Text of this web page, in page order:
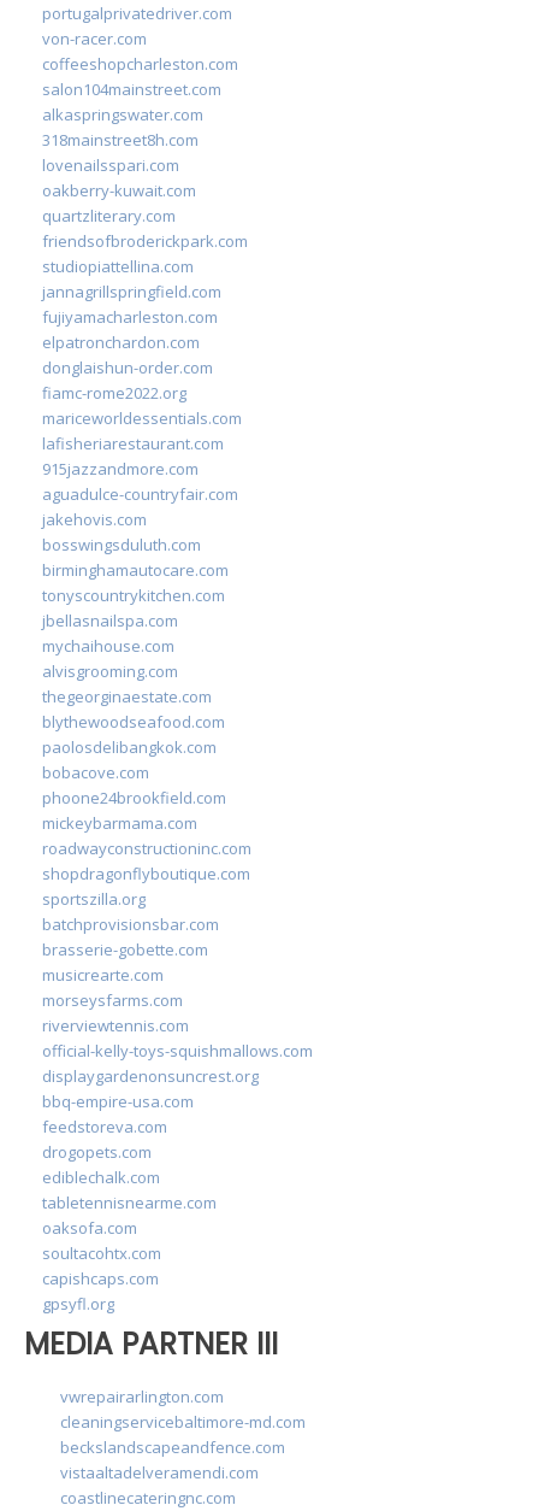
portugalprivatedriver.com
von-racer.com
coffeeshopcharleston.com
salon104mainstreet.com
alkaspringswater.com
318mainstreet8h.com
lovenailsspari.com
oakberry-kuwait.com
quartzliterary.com
friendsofbroderickpark.com
studiopiattellina.com
jannagrillspringfield.com
fujiyamacharleston.com
elpatronchardon.com
donglaishun-order.com
fiamc-rome2022.org
mariceworldessentials.com
lafisheriarestaurant.com
915jazzandmore.com
aguadulce-countryfair.com
jakehovis.com
bosswingsduluth.com
birminghamautocare.com
tonyscountrykitchen.com
jbellasnailspa.com
mychaihouse.com
alvisgrooming.com
thegeorginaestate.com
blythewoodseafood.com
paolosdelibangkok.com
bobacove.com
phoone24brookfield.com
mickeybarmama.com
roadwayconstructioninc.com
shopdragonflyboutique.com
sportszilla.org
batchprovisionsbar.com
brasserie-gobette.com
musicrearte.com
morseysfarms.com
riverviewtennis.com
official-kelly-toys-squishmallows.com
displaygardenonsuncrest.org
bbq-empire-usa.com
feedstoreva.com
drogopets.com
ediblechalk.com
tabletennisnearme.com
oaksofa.com
soultacohtx.com
capishcaps.com
gpsyfl.org
MEDIA PARTNER III
vwrepairarlington.com
cleaningservicebaltimore-md.com
beckslandscapeandfence.com
vistaaltadelveramendi.com
coastlinecateringnc.com